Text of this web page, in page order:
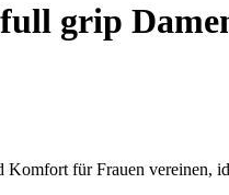
grip
Komfort für Frauen vereinen,